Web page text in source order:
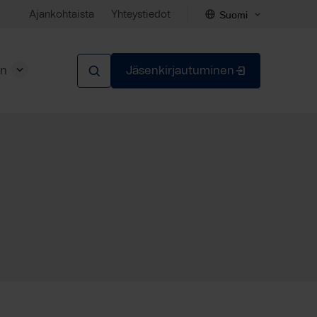
Ajankohtaista Yhteystiedot Suomi
Jäsenkirjautuminen